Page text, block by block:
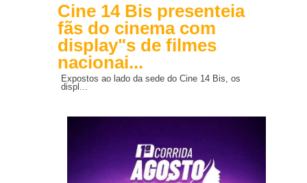
Cine 14 Bis presenteia
fãs do cinema com
display"s de filmes
nacionai...
Expostos ao lado da sede do Cine 14 Bis, os
displ...